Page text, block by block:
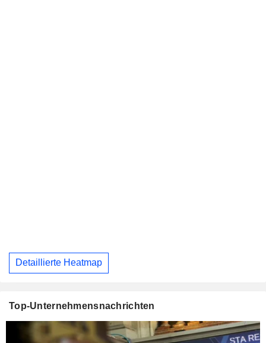
Detaillierte Heatmap
Top-Unternehmensnachrichten